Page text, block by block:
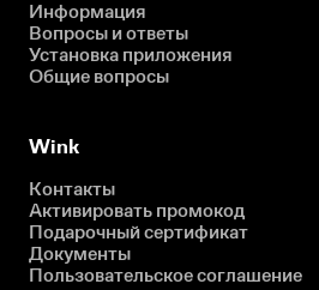
Информация
Вопросы и ответы
Установка приложения
Общие вопросы
Wink
Контакты
Активировать промокод
Подарочный сертификат
Документы
Пользовательское соглашение